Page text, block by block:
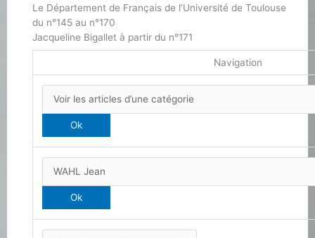
Le Département de Français de l’Université de Toulouse
du n°145 au n°170
Jacqueline Bigallet à partir du n°171
Navigation